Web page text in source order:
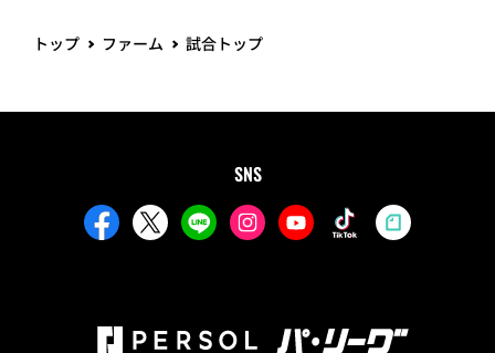
トップ ファーム 試合トップ
SNS